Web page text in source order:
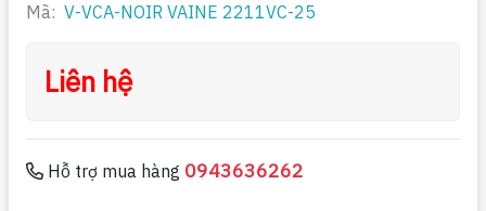
Mã: V-VCA-NOIR VAINE 2211VC-25
Liên hệ
Hỗ trợ mua hàng 0943636262